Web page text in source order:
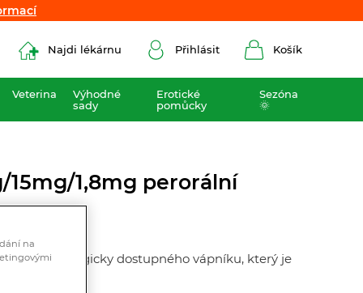
Najdi lékárnu Přihlásit Košík
Veterina
Výhodné
sady
Erotické
pomůcky
Sezóna
🌞
15mg/1,8mg perorální
biologicky dostupného vápníku, který je
na